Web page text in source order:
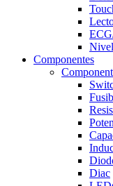
Componentes
Diac